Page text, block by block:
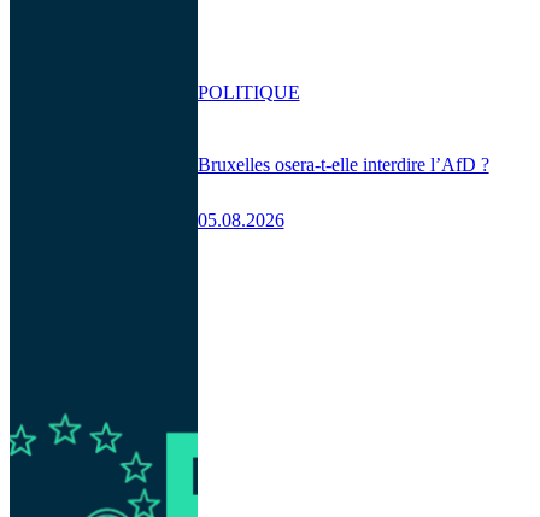
Bruxelles osera-t-elle interdire l’AfD ?
05.08.2026
POLITIQUE